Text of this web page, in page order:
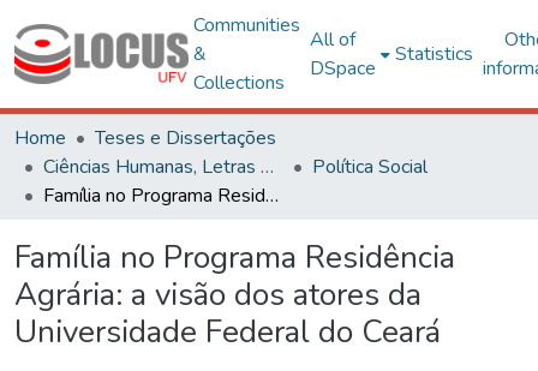
Communities
&
Collections
All of
DSpace
Statistics
Home
Teses e Dissertações
Ciências Humanas, Letras e Artes
Política Social
Família no Programa Residência Agrária: a visão dos atores da Universidade Federal do Ceará
Família no Programa Residência
Agrária: a visão dos atores da
Universidade Federal do Ceará